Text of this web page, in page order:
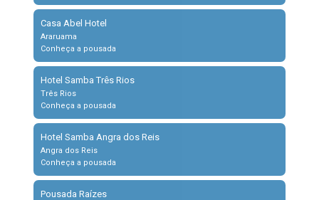
Casa Abel Hotel
Araruama
Conheça a pousada
Hotel Samba Três Rios
Três Rios
Conheça a pousada
Hotel Samba Angra dos Reis
Angra dos Reis
Conheça a pousada
Pousada Raízes